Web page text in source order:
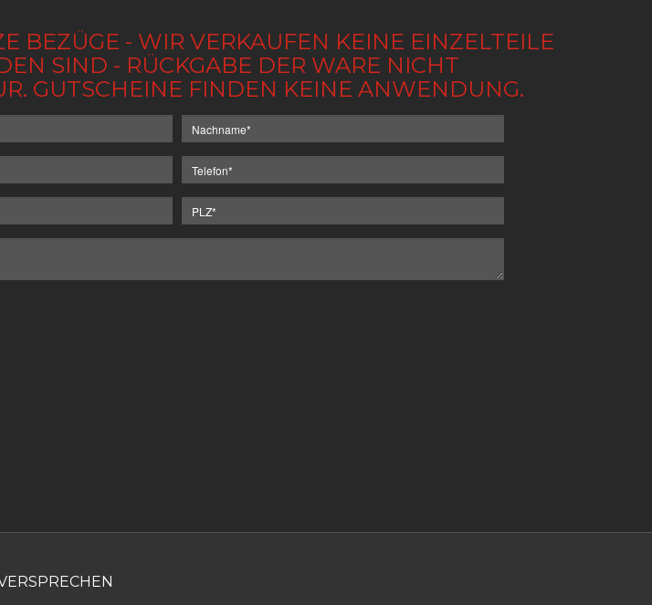
BEZÜGE - WIR VERKAUFEN KEINE EINZELTEILE
SIND - RÜCKGABE DER WARE NICHT
GUTSCHEINE FINDEN KEINE ANWENDUNG.